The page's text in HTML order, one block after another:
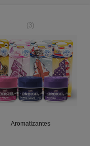
(3)
Aromatizantes